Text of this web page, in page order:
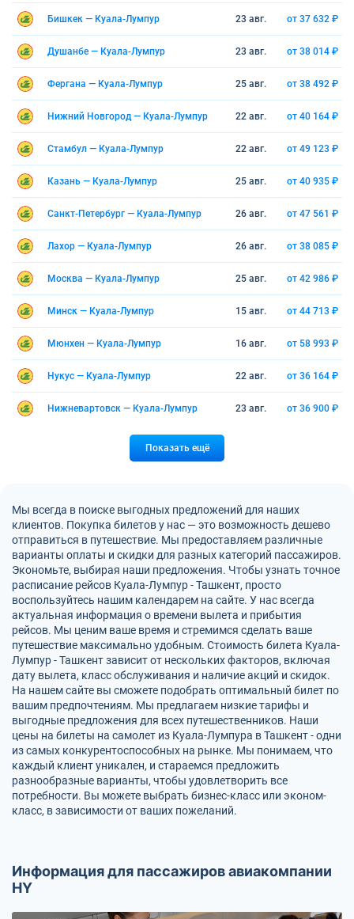
Бишкек — Куала-Лумпур 23 авг. от 37 632 ₽
Душанбе — Куала-Лумпур 23 авг. от 38 014 ₽
Фергана — Куала-Лумпур 25 авг. от 38 492 ₽
Нижний Новгород — Куала-Лумпур 22 авг. от 40 164 ₽
Стамбул — Куала-Лумпур 22 авг. от 49 123 ₽
Казань — Куала-Лумпур 25 авг. от 40 935 ₽
Санкт-Петербург — Куала-Лумпур 26 авг. от 47 561 ₽
Лахор — Куала-Лумпур 26 авг. от 38 085 ₽
Москва — Куала-Лумпур 25 авг. от 42 986 ₽
Минск — Куала-Лумпур 15 авг. от 44 713 ₽
Мюнхен — Куала-Лумпур 16 авг. от 58 993 ₽
Нукус — Куала-Лумпур 22 авг. от 36 164 ₽
Нижневартовск — Куала-Лумпур 23 авг. от 36 900 ₽
Показать ещё
Мы всегда в поиске выгодных предложений для наших
клиентов. Покупка билетов у нас — это возможность дешево
отправиться в путешествие. Мы предоставляем различные
варианты оплаты и скидки для разных категорий пассажиров.
Экономьте, выбирая наши предложения. Чтобы узнать точное
расписание рейсов Куала-Лумпур - Ташкент, просто
воспользуйтесь нашим календарем на сайте. У нас всегда
актуальная информация о времени вылета и прибытия
рейсов. Мы ценим ваше время и стремимся сделать ваше
путешествие максимально удобным. Стоимость билета Куала-
Лумпур - Ташкент зависит от нескольких факторов, включая
дату вылета, класс обслуживания и наличие акций и скидок.
На нашем сайте вы сможете подобрать оптимальный билет по
вашим предпочтениям. Мы предлагаем низкие тарифы и
выгодные предложения для всех путешественников. Наши
цены на билеты на самолет из Куала-Лумпура в Ташкент - одни
из самых конкурентоспособных на рынке. Мы понимаем, что
каждый клиент уникален, и стараемся предложить
разнообразные варианты, чтобы удовлетворить все
потребности. Вы можете выбрать бизнес-класс или эконом-
класс, в зависимости от ваших пожеланий.
Информация для пассажиров авиакомпании
HY